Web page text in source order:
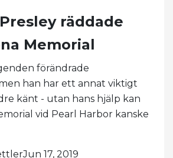
räddade
Memorial
förändrade
han har ett annat viktigt
känt - utan hans hjälp kan
vid Pearl Harbor kanske
17, 2019